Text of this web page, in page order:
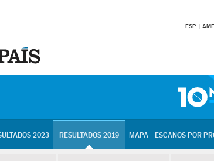
ESP AME
2023 RESULTADOS 2019 MAPA ESCAÑOS POR